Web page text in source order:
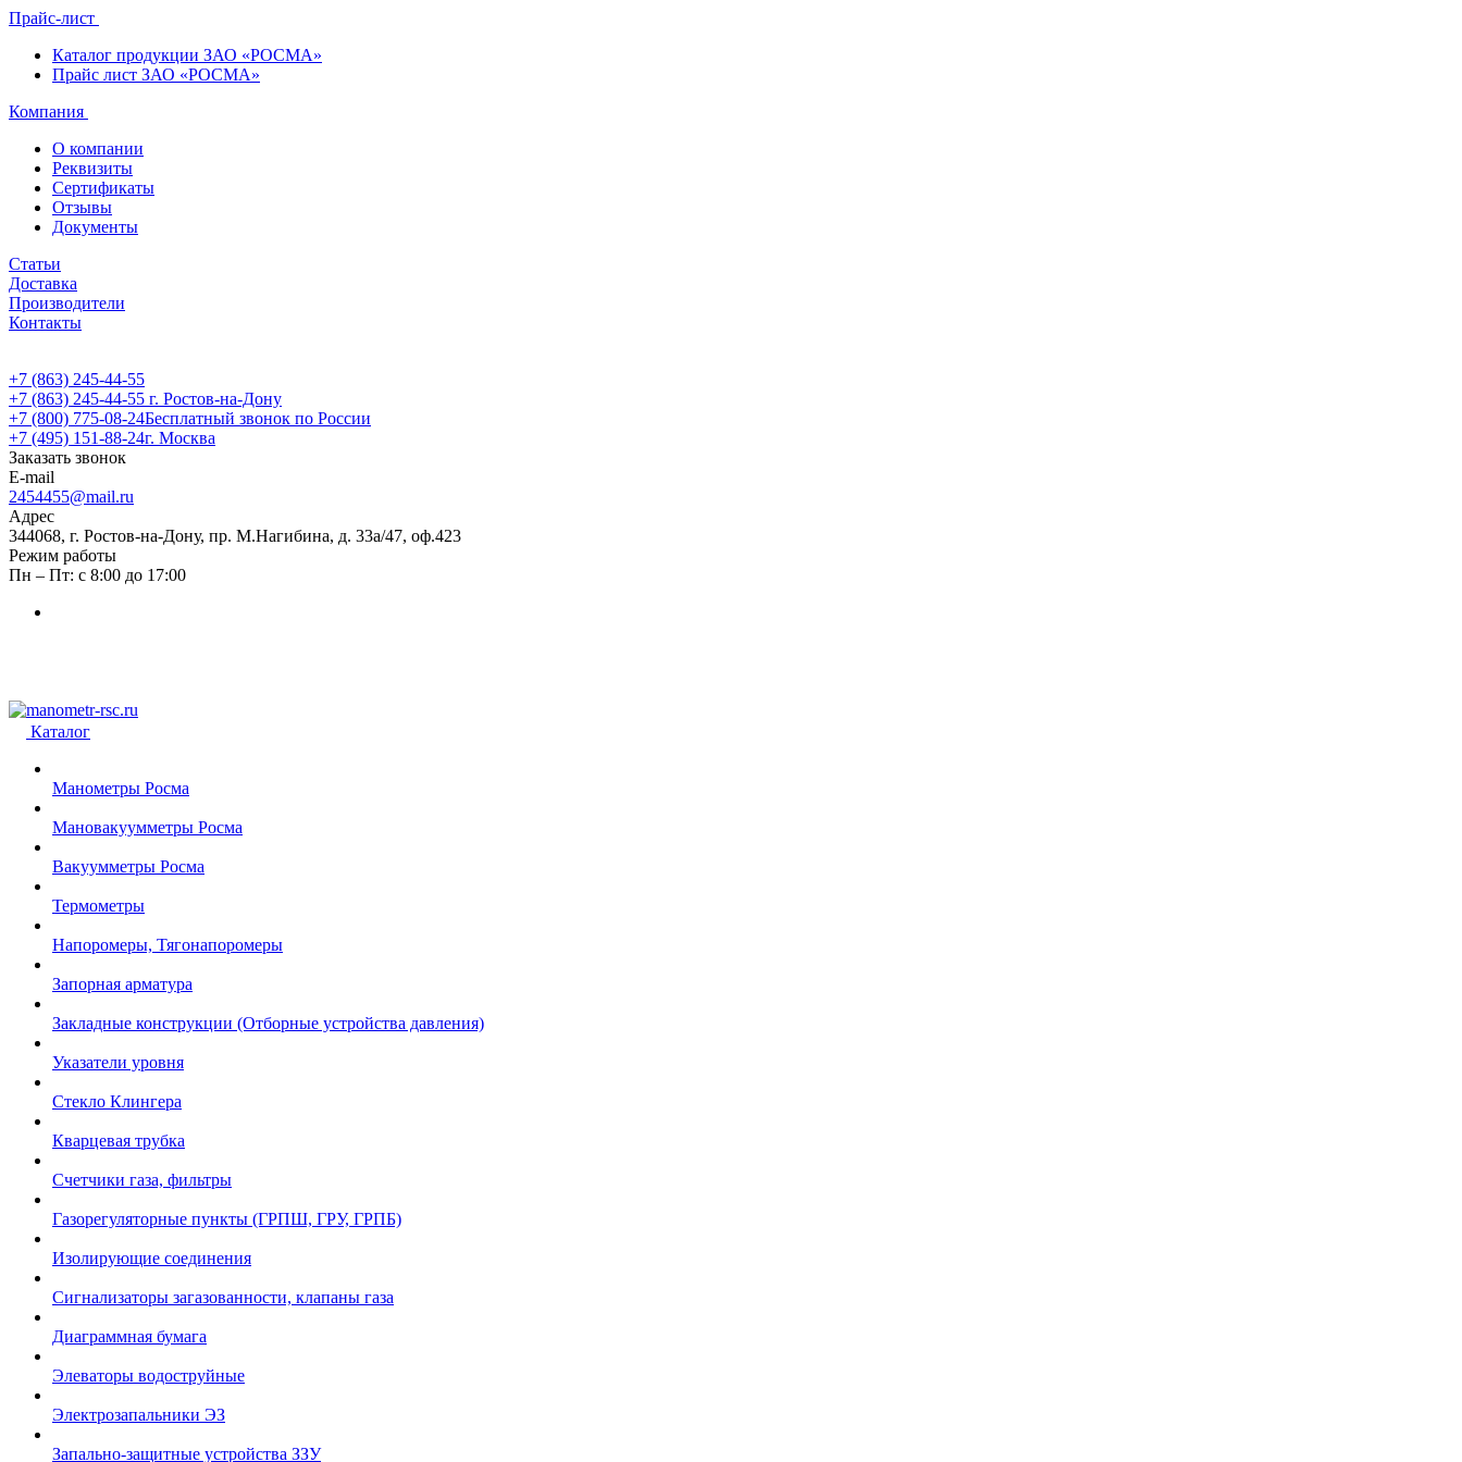
Прайс-лист
Каталог продукции ЗАО «РОСМА»
Прайс лист ЗАО «РОСМА»
Компания
О компании
Реквизиты
Сертификаты
Отзывы
Документы
Статьи
Доставка
Производители
Контакты
+7 (863) 245-44-55
+7 (863) 245-44-55 г. Ростов-на-Дону
+7 (800) 775-08-24Бесплатный звонок по России
+7 (495) 151-88-24г. Москва
Заказать звонок
E-mail
2454455@mail.ru
Адрес
344068, г. Ростов-на-Дону, пр. М.Нагибина, д. 33а/47, оф.423
Режим работы
Пн – Пт: с 8:00 до 17:00
Каталог
Манометры Росма
Мановакуумметры Росма
Вакуумметры Росма
Термометры
Напоромеры, Тягонапоромеры
Запорная арматура
Закладные конструкции (Отборные устройства давления)
Указатели уровня
Стекло Клингера
Кварцевая трубка
Счетчики газа, фильтры
Газорегуляторные пункты (ГРПШ, ГРУ, ГРПБ)
Изолирующие соединения
Сигнализаторы загазованности, клапаны газа
Диаграммная бумага
Элеваторы водоструйные
Электрозапальники ЭЗ
Запально-защитные устройства ЗЗУ